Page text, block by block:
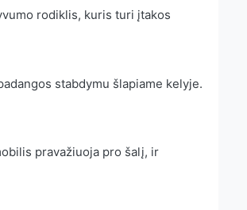
rodiklis, kuris turi įtakos
stabdymu šlapiame kelyje.
pravažiuoja pro šalį, ir